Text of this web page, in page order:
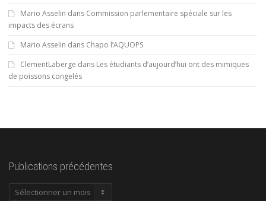
Mario Asselin dans Commission parlementaire spéciale sur les
impacts des écrans
Mario Asselin dans Chapo l’AQUOPS
ClementLaberge dans Les étudiants d’aujourd’hui ont des mimiques
de poissons congelés
Publications précédentes
Publications